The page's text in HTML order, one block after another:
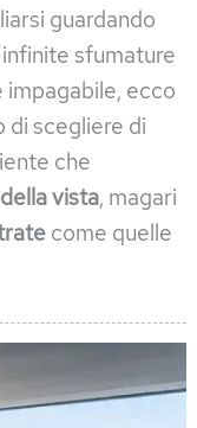
guardando
infinite sfumature
impagabile, ecco
di scegliere di
che
vista, magari
come quelle